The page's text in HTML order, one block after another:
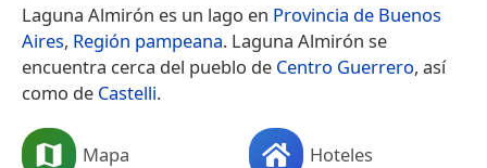
Laguna Almirón es un lago en Provincia de Buenos
Aires, Región pampeana. Laguna Almirón se
encuentra cerca del pueblo de Centro Guerrero, así
como de Castelli.
Mapa Hoteles